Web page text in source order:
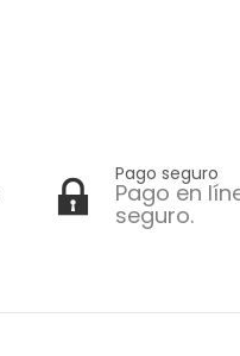
Pago seguro
Pago en
seguro.